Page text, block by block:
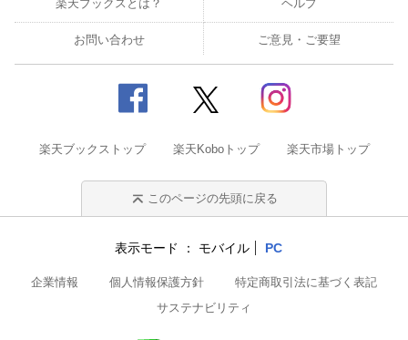
楽天ブックスとは？ ヘルプ
お問い合わせ ご意見・ご要望
楽天ブックストップ 楽天Koboトップ 楽天市場トップ
このページの先頭に戻る
表示モード モバイル PC
企業情報 個人情報保護方針
特定商取引法に基づく表記
サステナビリティ